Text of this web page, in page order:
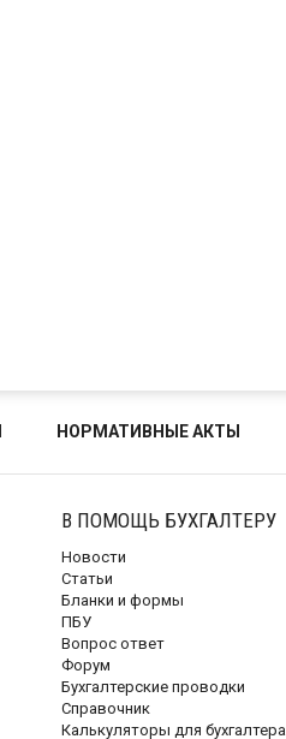
НОРМАТИВНЫЕ АКТЫ
В ПОМОЩЬ БУХГАЛТЕРУ
Новости
Статьи
Бланки и формы
ПБУ
Вопрос ответ
Форум
Бухгалтерские проводки
Справочник
Калькуляторы для бухгалтера